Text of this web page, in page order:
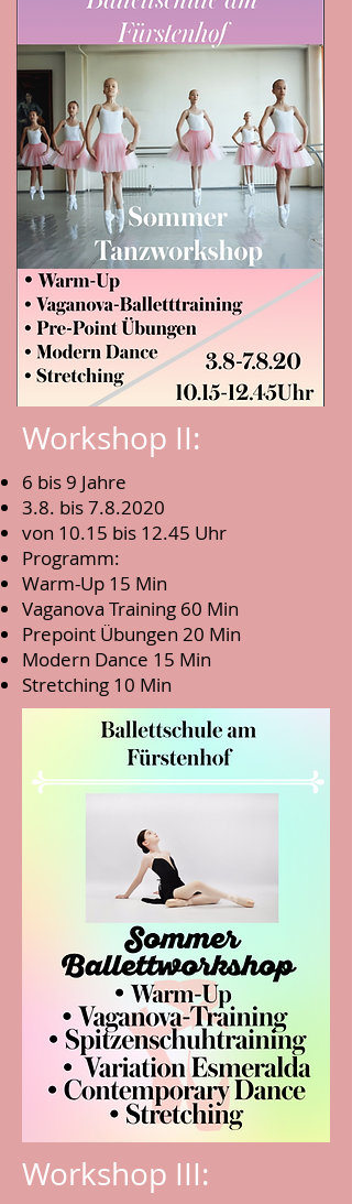
Workshop II:
6 bis 9 Jahre
3.8. bis 7.8.2020
von 10.15 bis 12.45 Uhr
Programm:
Warm-Up 15 Min
Vaganova Training 60 Min
Prepoint Übungen 20 Min
Modern Dance 15 Min
Stretching 10 Min
Workshop III: